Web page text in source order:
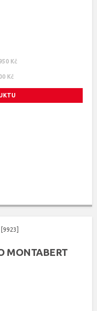
Kč
Kč
MONTABERT